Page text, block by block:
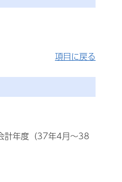
項目に戻る
計年度（37年4月～38